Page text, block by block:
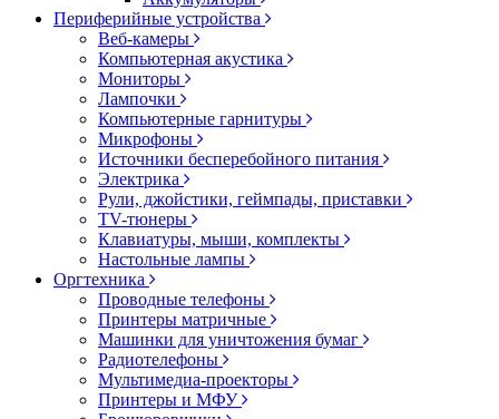
Периферийные устройства
Веб-камеры
Компьютерная акустика
Мониторы
Лампочки
Компьютерные гарнитуры
Микрофоны
Источники бесперебойного питания
Электрика
Рули, джойстики, геймпады, приставки
TV-тюнеры
Клавиатуры, мыши, комплекты
Настольные лампы
Оргтехника
Проводные телефоны
Принтеры матричные
Машинки для уничтожения бумаг
Радиотелефоны
Мультимедиа-проекторы
Принтеры и МФУ